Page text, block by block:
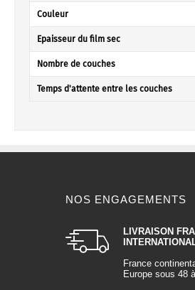
Couleur
Epaisseur du film sec
Nombre de couches
Temps d'attente entre les couches
NOS ENGAGEMENTS
LIVRAISON
France
Europe sous 48